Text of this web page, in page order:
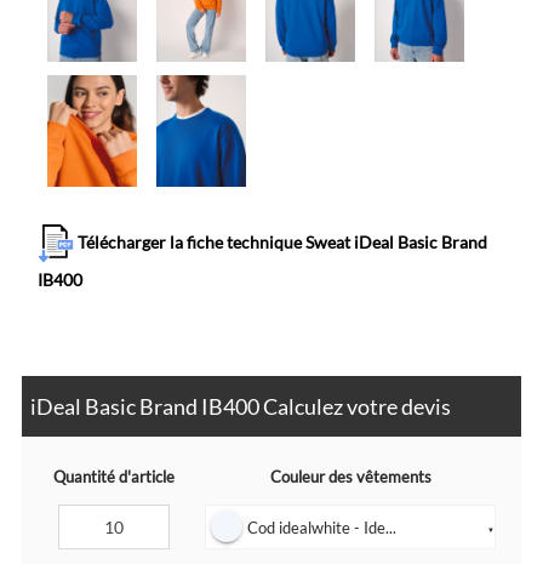
Télécharger la fiche technique Sweat iDeal Basic Brand
IB400
iDeal Basic Brand IB400 Calculez votre devis
Quantité d'article Couleur des vêtements
Cod idealwhite - Ide... ▼